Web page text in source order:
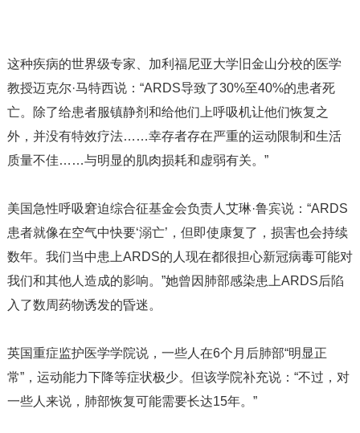
这种疾病的世界级专家、加利福尼亚大学旧金山分校的医学
教授迈克尔·马特西说：“ARDS导致了30%至40%的患者死
亡。除了给患者服镇静剂和给他们上呼吸机让他们恢复之
外，并没有特效疗法……幸存者存在严重的运动限制和生活
质量不佳……与明显的肌肉损耗和虚弱有关。”
美国急性呼吸窘迫综合征基金会负责人艾琳·鲁宾说：“ARDS
患者就像在空气中快要‘溺亡’，但即使康复了，损害也会持续
数年。我们当中患上ARDS的人现在都很担心新冠病毒可能对
我们和其他人造成的影响。”她曾因肺部感染患上ARDS后陷
入了数周药物诱发的昏迷。
英国重症监护医学学院说，一些人在6个月后肺部“明显正
常”，运动能力下降等症状极少。但该学院补充说：“不过，对
一些人来说，肺部恢复可能需要长达15年。”